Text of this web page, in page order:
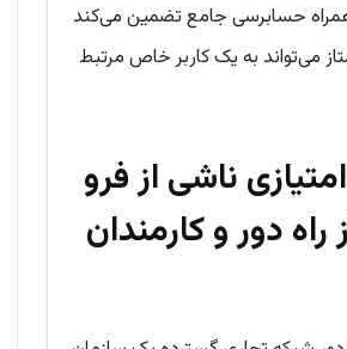
حسابرسی جامع تضمین می‌کند
می‌تواند به یک کاربر خاص مرتبط
ناشی از فرو
دور و کارمندان